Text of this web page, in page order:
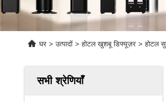
घर > उत्पादों > होटल खुशबू डिफ्यूज़र > होटल
सभी श्रेणियाँ